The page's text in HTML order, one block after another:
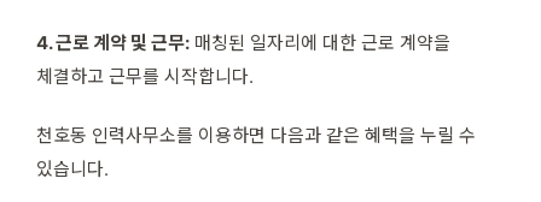
4. 근로 계약 및 근무: 매칭된 일자리에 대한 근로 계약을
체결하고 근무를 시작합니다.
천호동 인력사무소를 이용하면 다음과 같은 혜택을 누릴 수
있습니다.